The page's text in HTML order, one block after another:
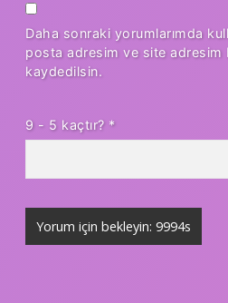
Daha sonraki yorumlarımda
posta adresim ve site adresim
kaydedilsin.
9 - 5 kaçtır? *